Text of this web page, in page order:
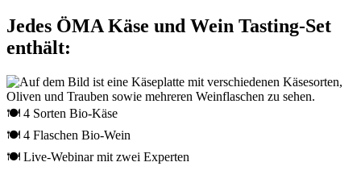
Jedes ÖMA Käse und Wein Tasting-Set
enthält:
🍽 4 Sorten Bio-Käse
🍽 4 Flaschen Bio-Wein
🍽 Live-Webinar mit zwei Experten